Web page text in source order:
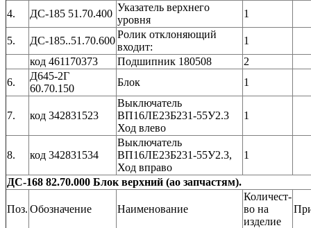
4. ДС-185 51.70.400
Указатель верхнего
уровня
1
5. ДС-185..51.70.600
Ролик отклоняющий
входит:
1
код 461170373
Подшипник 180508
2
6.
Д645-2Г
60.70.150
Блок 1
7. код 342831523
Выключатель
ВП16ЛЕ23Б231-55У2.3
Ход влево
1
8. код 342831534
Выключатель
ВП16ЛЕ23Б231-55У2.3,
Ход вправо
1
ДС-168 82.70.000 Блок верхний (ао запчастям).
Поз. Обозначение Наименование
Количест-
во на
изделие